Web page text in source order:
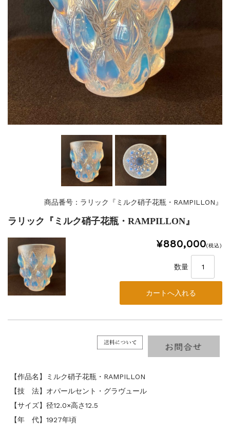
商品番号：ラリック『ミルク硝子花瓶・RAMPILLON』
ラリック『ミルク硝子花瓶・RAMPILLON』
¥880,000(税込)
数量
【作品名】ミルク硝子花瓶・RAMPILLON
【技 法】オパールセント・グラヴュール
【サイズ】径12.0×高さ12.5
【年 代】1927年頃